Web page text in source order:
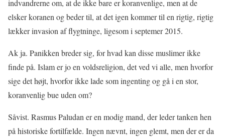
indvandrerne om, at de ikke bare er koranvenlige, men at de
elsker koranen og beder til, at det igen kommer til en rigtig, rigtig
lækker invasion af flygtninge, ligesom i septemer 2015.
Ak ja. Panikken breder sig, for hvad kan disse muslimer ikke
finde på. Islam er jo en voldsreligion, det ved vi alle, men hvorfor
sige det højt, hvorfor ikke lade som ingenting og gå i en stor,
koranvenlig bue uden om?
Såvist. Rasmus Paludan er en modig mand, der leder tanken hen
på historiske fortilfælde. Ingen nævnt, ingen glemt, men der er da